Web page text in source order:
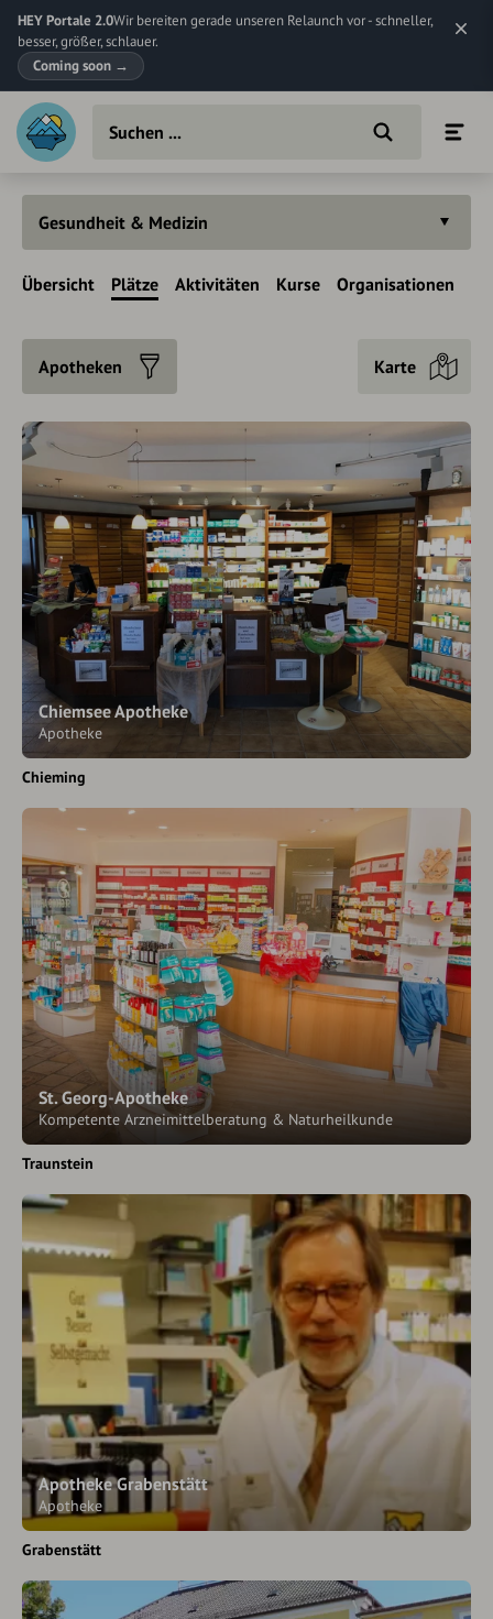
HEY Portale 2.0Wir bereiten gerade unseren Relaunch vor - schneller,
besser, größer, schlauer.
Coming soon →
Gesundheit & Medizin
Übersicht Plätze Aktivitäten Kurse Organisationen
Apotheken Karte
Chiemsee Apotheke
Apotheke
Chieming
St. Georg-Apotheke
Kompetente Arzneimittelberatung & Naturheilkunde
Traunstein
Apotheke Grabenstätt
Apotheke
Grabenstätt